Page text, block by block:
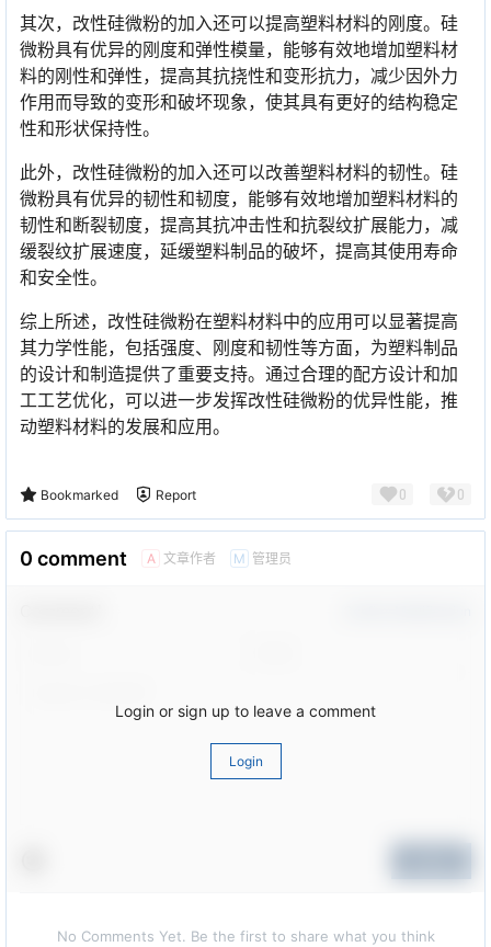
其次，改性硅微粉的加入还可以提高塑料材料的刚度。硅
微粉具有优异的刚度和弹性模量，能够有效地增加塑料材
料的刚性和弹性，提高其抗挠性和变形抗力，减少因外力
作用而导致的变形和破坏现象，使其具有更好的结构稳定
性和形状保持性。
此外，改性硅微粉的加入还可以改善塑料材料的韧性。硅
微粉具有优异的韧性和韧度，能够有效地增加塑料材料的
韧性和断裂韧度，提高其抗冲击性和抗裂纹扩展能力，减
缓裂纹扩展速度，延缓塑料制品的破坏，提高其使用寿命
和安全性。
综上所述，改性硅微粉在塑料材料中的应用可以显著提高
其力学性能，包括强度、刚度和韧性等方面，为塑料制品
的设计和制造提供了重要支持。通过合理的配方设计和加
工工艺优化，可以进一步发挥改性硅微粉的优异性能，推
动塑料材料的发展和应用。
Bookmarked Report 0 0
0 comment A 文章作者 M 管理员
Login or sign up to leave a comment
Login
No Comments Yet. Be the first to share what you think